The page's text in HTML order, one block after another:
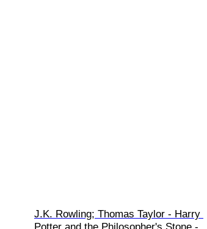
J.K. Rowling; Thomas Taylor - Harry